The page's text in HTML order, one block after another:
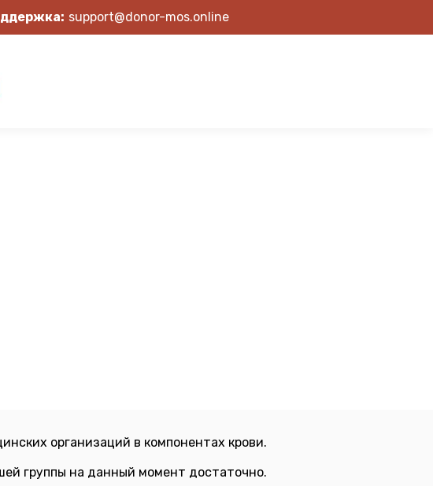
support@donor-mos.online
организаций в компонентах крови.
группы на данный момент достаточно.